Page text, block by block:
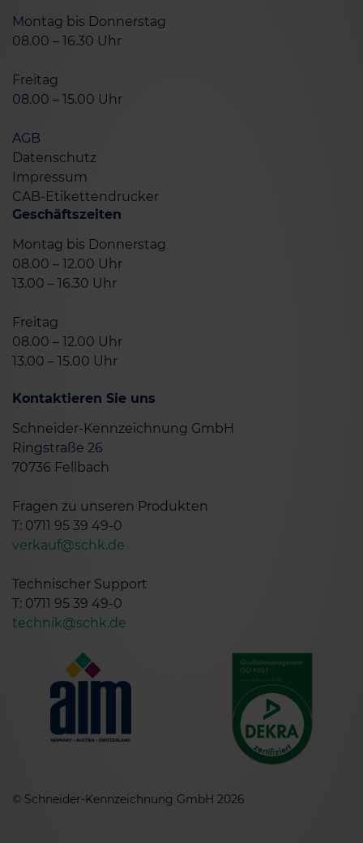
Montag bis Donnerstag
08.00 – 16.30 Uhr
Freitag
08.00 – 15.00 Uhr
AGB
Datenschutz
Impressum
CAB-Etikettendrucker
Geschäftszeiten
Montag bis Donnerstag
08.00 – 12.00 Uhr
13.00 – 16.30 Uhr
Freitag
08.00 – 12.00 Uhr
13.00 – 15.00 Uhr
Kontaktieren Sie uns
Schneider-Kennzeichnung GmbH
Ringstraße 26
70736 Fellbach
Fragen zu unseren Produkten
T: 0711 95 39 49-0
verkauf@schk.de
Technischer Support
T: 0711 95 39 49-0
technik@schk.de
© Schneider-Kennzeichnung GmbH 2026